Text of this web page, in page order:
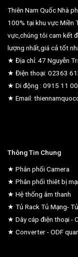
Thiên Nam Quốc Nhà
100% tại khu vực Miền
vực,chúng tôi cam kết
lượng nhất,giá cả tốt
★ Địa chỉ: 47 Nguyễn
★ Điện thoại: 02363
★ Di động : 0915 11
★ Email:
Thông Tin Chung
★ Phân phối Camera
★ Phân phối thiêt bị
★ Hệ thống âm thanh
★ Tủ Rack Tủ Mạng-
★ Dây cáp điện thoại -
★ Converter - ODF